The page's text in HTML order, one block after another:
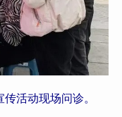
活动现场问诊。